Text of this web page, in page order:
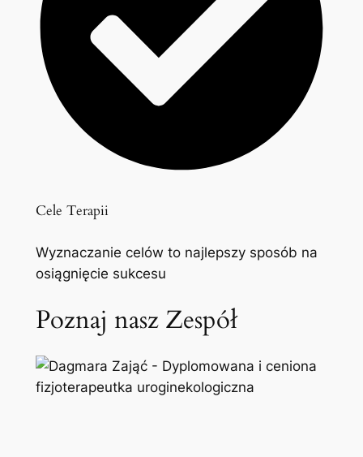
Cele Terapii
Wyznaczanie celów to najlepszy sposób na
osiągnięcie sukcesu
Poznaj nasz Zespół